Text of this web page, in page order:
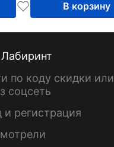
В корзину
по коду скидки или
соцсеть
и регистрация